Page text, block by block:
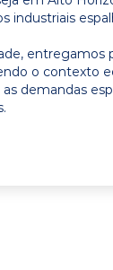
industriais
entregamos
o contexto
demandas